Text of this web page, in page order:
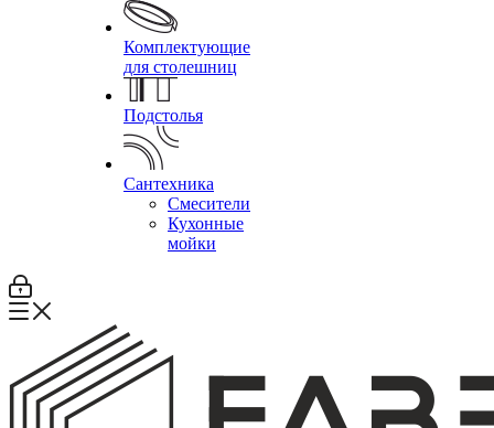
Комплектующие
для столешниц
Подстолья
Сантехника
Смесители
Кухонные
мойки